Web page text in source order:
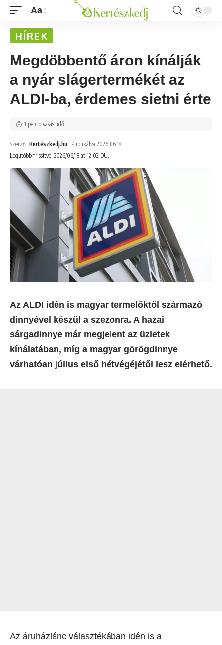
Aa
HÍREK
Megdöbbentő áron kínálják
a nyár slágertermékét az
ALDI-ba, érdemes sietni érte
Legutóbb frissítve: 2026/06/18 at 12:02 DU.
Szerző: Kertészkedj.hu Publikálva 2026.06.18.
1 perc olvasási idő
Az ALDI idén is magyar termelőktől származó
dinnyével készül a szezonra. A hazai
sárgadinnye már megjelent az üzletek
kínálatában, míg a magyar görögdinnye
várhatóan július első hétvégéjétől lesz elérhető.
Az áruházlánc választékában idén is a